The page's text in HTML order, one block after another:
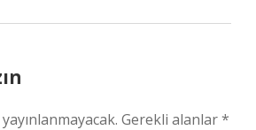
Gerekli alanlar*